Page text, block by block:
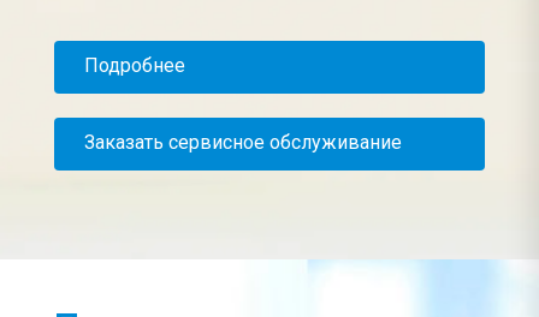
Подробнее
Заказать сервисное обслуживание